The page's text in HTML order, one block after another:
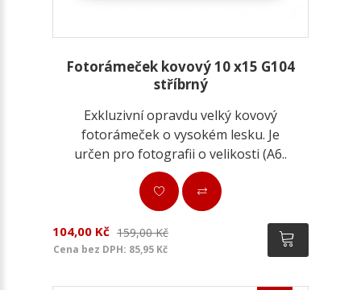
Fotorámeček kovový 10 x15 G104
stříbrný
Exkluzivní opravdu velký kovový
fotorámeček o vysokém lesku. Je
určen pro fotografii o velikosti (A6..
104,00 Kč 159,00 Kč
Cena bez DPH: 85,95 Kč